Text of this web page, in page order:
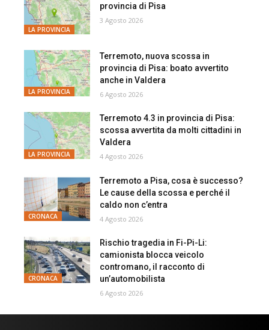
LA PROVINCIA
provincia di Pisa
3 Agosto 2026
LA PROVINCIA
Terremoto, nuova scossa in
provincia di Pisa: boato avvertito
anche in Valdera
6 Agosto 2026
LA PROVINCIA
Terremoto 4.3 in provincia di Pisa:
scossa avvertita da molti cittadini in
Valdera
4 Agosto 2026
CRONACA
Terremoto a Pisa, cosa è successo?
Le cause della scossa e perché il
caldo non c’entra
4 Agosto 2026
CRONACA
Rischio tragedia in Fi-Pi-Li:
camionista blocca veicolo
contromano, il racconto di
un’automobilista
6 Agosto 2026